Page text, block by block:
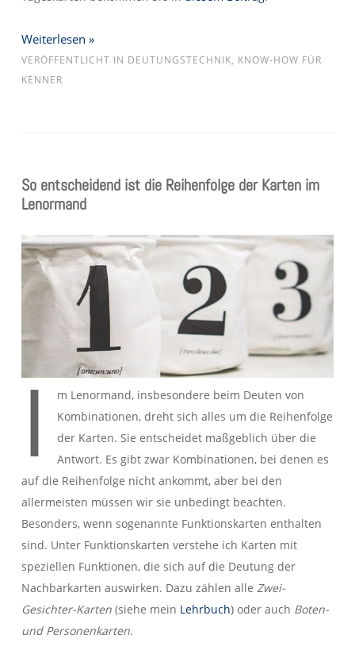
Weiterlesen »
VERÖFFENTLICHT IN DEUTUNGSTECHNIK, KNOW-HOW FÜR
KENNER
So entscheidend ist die Reihenfolge der Karten im
Lenormand
I
m Lenormand, insbesondere beim Deuten von
Kombinationen, dreht sich alles um die Reihenfolge
der Karten. Sie entscheidet maßgeblich über die
Antwort. Es gibt zwar Kombinationen, bei denen es
auf die Reihenfolge nicht ankommt, aber bei den
allermeisten müssen wir sie unbedingt beachten.
Besonders, wenn sogenannte Funktionskarten enthalten
sind. Unter Funktionskarten verstehe ich Karten mit
speziellen Funktionen, die sich auf die Deutung der
Nachbarkarten auswirken. Dazu zählen alle Zwei-
Gesichter-Karten (siehe mein Lehrbuch) oder auch Boten-
und Personenkarten.